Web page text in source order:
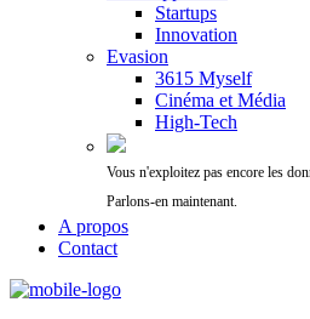
Startups
Innovation
Evasion
3615 Myself
Cinéma et Média
High-Tech
Vous n'exploitez pas encore les
Parlons-en maintenant.
A propos
Contact